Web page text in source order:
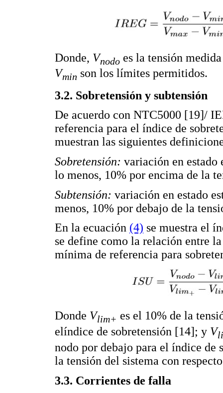
Donde, Vnodo es la tensión
Vmin son los límites permitidos.
3.2. Sobretensión y subtensión
De acuerdo con NTC5000 [19]/
referencia para el índice de
muestran las siguientes
Sobretensión: variación en estado
lo menos, 10% por encima de la
Subtensión: variación en estado
menos, 10% por debajo de la
En la ecuación (4) se muestra el
se define como la relación entre
mínima de referencia para
Donde Vlim+ es el 10% de la
elíndice de sobretensión [14]; y V
nodo por debajo para el índice
la tensión del sistema con
3.3. Corrientes de falla